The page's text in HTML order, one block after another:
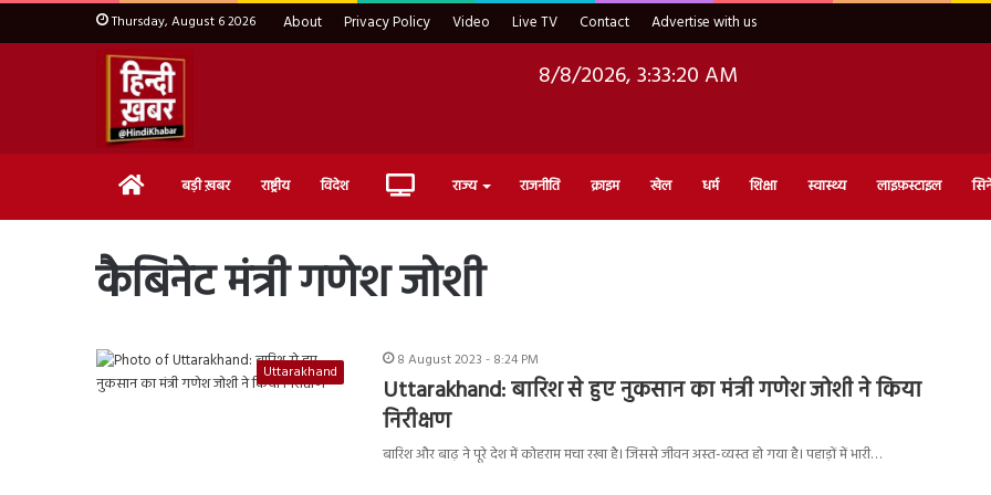
Thursday, August 6 2026 About Privacy Policy Video Live TV Contact Advertise with us
8/8/2026, 3:33:21 AM
Home बड़ी ख़बर राष्ट्रीय विदेश Live
TV
राज्य राजनीति क्राइम खेल धर्म शिक्षा स्वास्थ्य लाइफ़स्टाइल
कैबिनेट मंत्री गणेश जोशी
Uttarakhand
8 August 2023 - 8:24 PM
Uttarakhand: बारिश से हुए नुकसान का मंत्री गणेश जोशी ने किया
निरीक्षण
बारिश और बाढ़ ने पूरे देश में कोहराम मचा रखा है। जिससे जीवन अस्त-व्यस्त हो गया है। पहाड़ों में भारी…